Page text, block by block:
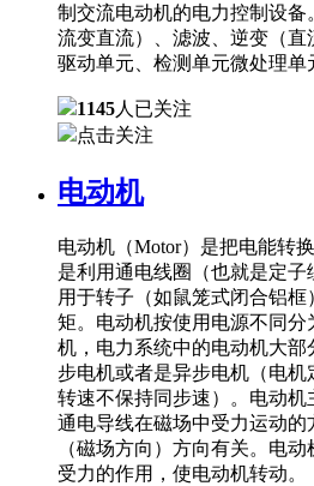
制交流电动机的电力控制设
流变直流）、滤波、逆变（直
驱动单元、检测单元微处理单
1145人已关注
点击关注
电动机
电动机（Motor）是把电能转
是利用通电线圈（也就是定
用于转子（如鼠笼式闭合铝
矩。电动机按使用电源不同
机，电力系统中的电动机大部
步电机或者是异步电机（电
转速不保持同步速）。电动机
通电导线在磁场中受力运动
（磁场方向）方向有关。电
受力的作用，使电动机转动。